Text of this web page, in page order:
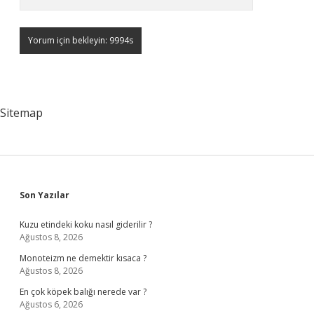
Sitemap
Sidebar
Son Yazılar
Kuzu etindeki koku nasıl giderilir ?
Ağustos 8, 2026
Monoteizm ne demektir kısaca ?
Ağustos 8, 2026
En çok köpek balığı nerede var ?
Ağustos 6, 2026